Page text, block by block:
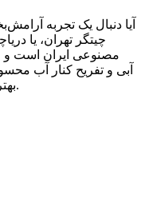
آیا دنبال یک تجربه
چیتگر تهران، یا
مصنوعی ایران است و
آبی و تفریح کنار آب
بهترین نکات بازدید و تفریحات را کشف کنید.